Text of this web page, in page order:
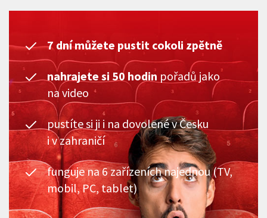
7 dní můžete pustit cokoli zpětně
nahrajete si 50 hodin pořadů jako
na video
pustíte si ji i na dovolené v Česku
i v zahraničí
funguje na 6 zařízeních najednou (TV,
mobil, PC, tablet)